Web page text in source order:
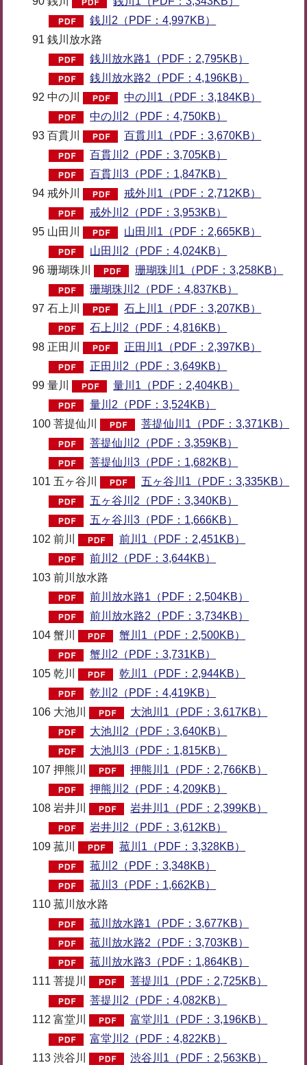
銭川2（PDF：4,997KB）
91 銭川放水路
銭川放水路1（PDF：2,795KB）
銭川放水路2（PDF：4,196KB）
92 中の川
中の川1（PDF：3,184KB）
中の川2（PDF：4,750KB）
93 百貫川
百貫川1（PDF：3,670KB）
百貫川2（PDF：3,705KB）
百貫川3（PDF：1,847KB）
94 戒外川
戒外川1（PDF：2,712KB）
戒外川2（PDF：3,953KB）
95 山田川
山田川1（PDF：2,665KB）
山田川2（PDF：4,024KB）
96 珊瑚珠川
珊瑚珠川1（PDF：3,258KB）
珊瑚珠川2（PDF：4,837KB）
97 石上川
石上川1（PDF：3,207KB）
石上川2（PDF：4,816KB）
98 正田川
正田川1（PDF：2,397KB）
正田川2（PDF：3,649KB）
99 量川
量川1（PDF：2,404KB）
量川2（PDF：3,524KB）
100 菩提仙川
菩提仙川1（PDF：3,371KB）
菩提仙川2（PDF：3,359KB）
菩提仙川3（PDF：1,682KB）
101 五ヶ谷川
五ヶ谷川1（PDF：3,335KB）
五ヶ谷川2（PDF：3,340KB）
五ヶ谷川3（PDF：1,666KB）
102 前川
前川1（PDF：2,451KB）
前川2（PDF：3,644KB）
103 前川放水路
前川放水路1（PDF：2,504KB）
前川放水路2（PDF：3,734KB）
104 蟹川
蟹川1（PDF：2,500KB）
蟹川2（PDF：3,731KB）
105 乾川
乾川1（PDF：2,944KB）
乾川2（PDF：4,419KB）
106 大池川
大池川1（PDF：3,617KB）
大池川2（PDF：3,640KB）
大池川3（PDF：1,815KB）
107 押熊川
押熊川1（PDF：2,766KB）
押熊川2（PDF：4,209KB）
108 岩井川
岩井川1（PDF：2,399KB）
岩井川2（PDF：3,612KB）
109 菰川
菰川1（PDF：3,328KB）
菰川2（PDF：3,348KB）
菰川3（PDF：1,662KB）
110 菰川放水路
菰川放水路1（PDF：3,677KB）
菰川放水路2（PDF：3,703KB）
菰川放水路3（PDF：1,864KB）
111 菩提川
菩提川1（PDF：2,725KB）
菩提川2（PDF：4,082KB）
112 富堂川
富堂川1（PDF：3,196KB）
富堂川2（PDF：4,822KB）
113 渋谷川
渋谷川1（PDF：2,563KB）